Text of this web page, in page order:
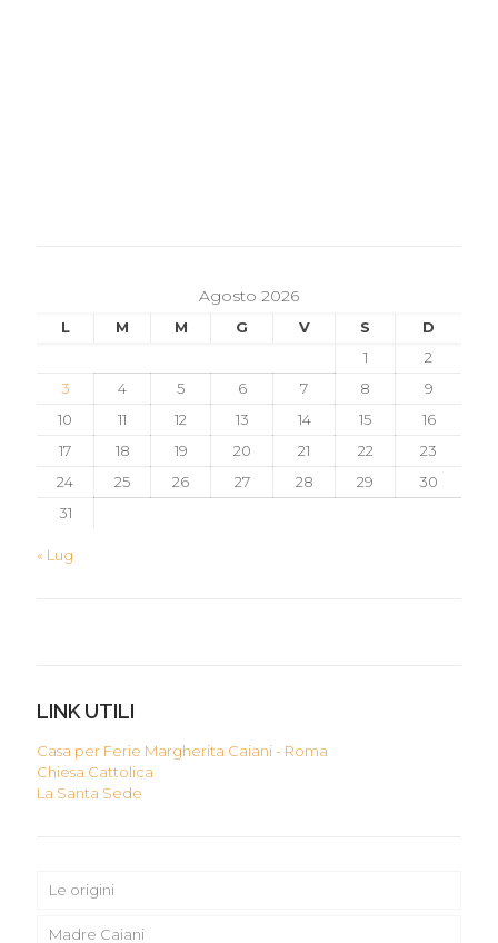
Agosto 2026
L M M G V S
D
1
2
3
4 5 6 7 8
9
10
11 12 13 14 15
16
17
18 19 20 21 22
23
24
25 26 27 28 29
30
31
« Lug
LINK UTILI
Casa per Ferie Margherita Caiani - Roma
Chiesa Cattolica
La Santa Sede
Le origini
Madre Caiani